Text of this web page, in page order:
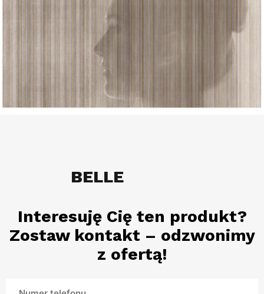
BELLE
Interesuję Cię ten produkt?
Zostaw kontakt – odzwonimy
z ofertą!